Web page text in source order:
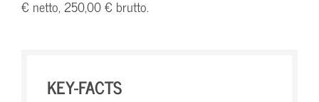
€ netto, 250,00 € brutto.
KEY-FACTS